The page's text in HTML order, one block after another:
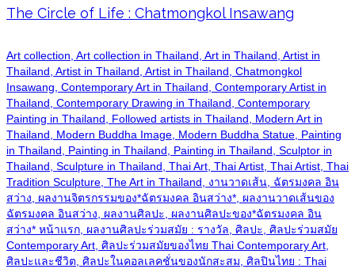
The Circle of Life : Chatmongkol Insawang
Art collection, Art collection in Thailand, Art in Thailand, Artist in
Thailand, Artist in Thailand, Artist in Thailand, Chatmongkol
Insawang, Contemporary Art in Thailand, Contemporary Artist in
Thailand, Contemporary Drawing in Thailand, Contemporary
Painting in Thailand, Followed artists in Thailand, Modern Art in
Thailand, Modern Buddha Image, Modern Buddha Statue, Painting
in Thailand, Painting in Thailand, Painting in Thailand, Sculptor in
Thailand, Sculpture in Thailand, Thai Art, Thai Artist, Thai Artist, Thai
Tradition Sculpture, The Art in Thailand, งานวาดเส้น, ฉัตรมงคล อิน
สว่าง, ผลงานจิตรกรรมของ*ฉัตรมงคล อินสว่าง*, ผลงานวาดเส้นของ
ฉัตรมงคล อินสว่าง, ผลงานศิลปะ, ผลงานศิลปะของ*ฉัตรมงคล อิน
สว่าง* หน้าแรก, ผลงานศิลปะร่วมสมัย : รางวัล, ศิลปะ, ศิลปะร่วมสมัย
Contemporary Art, ศิลปะร่วมสมัยของไทย Thai Contemporary Art,
ศิลปะและชีวิต, ศิลปะในคอลเลคชั่นของนักสะสม, ศิลปินไทย : Thai